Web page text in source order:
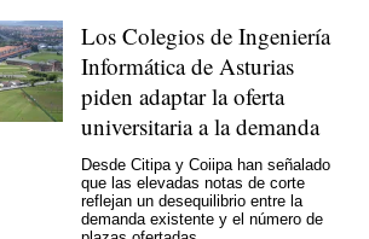
Los Colegios de Ingeniería
Informática de Asturias
piden adaptar la oferta
universitaria a la demanda
Desde Citipa y Coiipa han señalado
que las elevadas notas de corte
reflejan un desequilibrio entre la
demanda existente y el número de